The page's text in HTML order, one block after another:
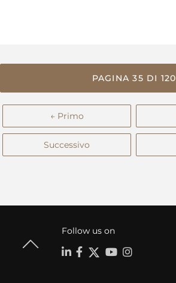
PAGINA 35 DI 120
← Primo
Successivo
Follow us on